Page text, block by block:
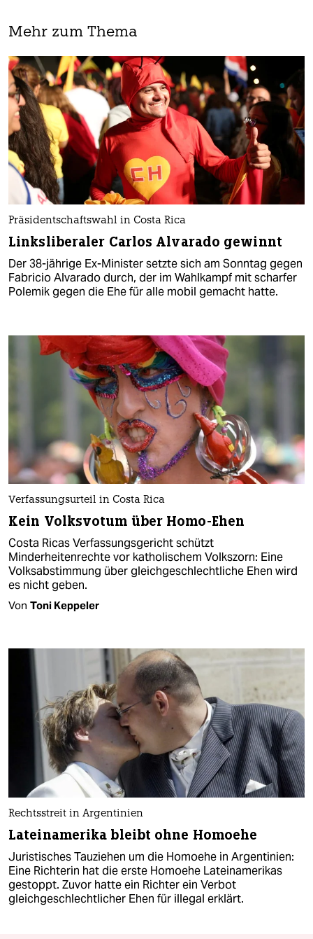
Mehr zum Thema
Präsidentschaftswahl in Costa Rica
Linksliberaler Carlos Alvarado gewinnt
Der 38-jährige Ex-Minister setzte sich am Sonntag gegen
Fabricio Alvarado durch, der im Wahlkampf mit scharfer
Polemik gegen die Ehe für alle mobil gemacht hatte.
Verfassungsurteil in Costa Rica
Kein Volksvotum über Homo-Ehen
Costa Ricas Verfassungsgericht schützt
Minderheitenrechte vor katholischem Volkszorn: Eine
Volksabstimmung über gleichgeschlechtliche Ehen wird
es nicht geben.
Von Toni Keppeler
Rechtsstreit in Argentinien
Lateinamerika bleibt ohne Homoehe
Juristisches Tauziehen um die Homoehe in Argentinien:
Eine Richterin hat die erste Homoehe Lateinamerikas
gestoppt. Zuvor hatte ein Richter ein Verbot
gleichgeschlechtlicher Ehen für illegal erklärt.